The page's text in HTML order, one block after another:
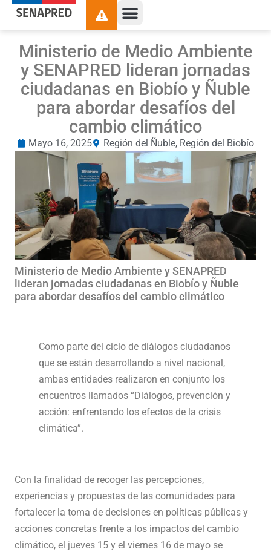
Ministerio de Medio Ambiente
y SENAPRED lideran jornadas
ciudadanas en Biobío y Ñuble
para abordar desafíos del
cambio climático
Mayo 16, 2025 Región del Ñuble, Región del Biobío
Ministerio de Medio Ambiente y SENAPRED
lideran jornadas ciudadanas en Biobío y Ñuble
para abordar desafíos del cambio climático
Como parte del ciclo de diálogos ciudadanos
que se están desarrollando a nivel nacional,
ambas entidades realizaron en conjunto los
encuentros llamados “Diálogos, prevención y
acción: enfrentando los efectos de la crisis
climática”.
Con la finalidad de recoger las percepciones,
experiencias y propuestas de las comunidades para
fortalecer la toma de decisiones en políticas públicas y
acciones concretas frente a los impactos del cambio
climático, el jueves 15 y el viernes 16 de mayo se